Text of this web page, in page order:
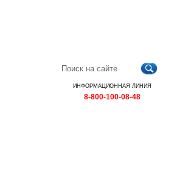
сайта
RSS
ИНФОРМАЦИОННАЯ ЛИНИЯ
8-800-100-08-48